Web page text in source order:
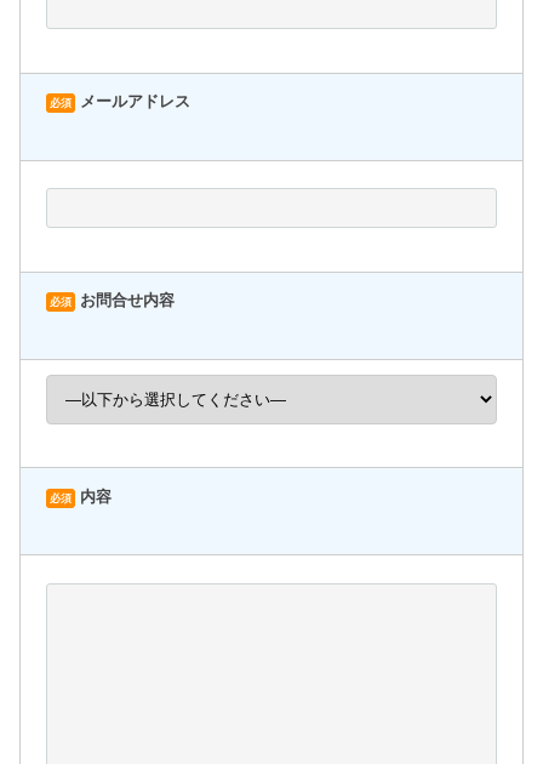
必須 メールアドレス
必須 お問合せ内容
必須 内容